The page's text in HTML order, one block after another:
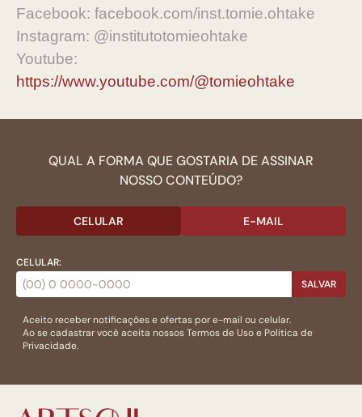
Facebook: facebook.com/inst.tomie.ohtake
Instagram: @institutotomieohtake
Youtube:
https://www.youtube.com/@tomieohtake
QUAL A FORMA QUE GOSTARIA DE ASSINAR
NOSSO CONTEÚDO?
CELULAR E-MAIL
CELULAR:
SALVAR
Aceito receber notificações e ofertas por e-mail ou celular.
Ao se cadastrar você aceita nossosTermos de Usoe Politica de
Privacidade.